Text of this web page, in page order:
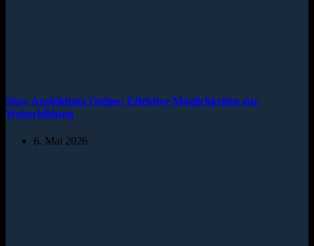
Sissy Ausbildung Online: Effektive Möglichkeiten zur
Weiterbildung
6. Mai 2026